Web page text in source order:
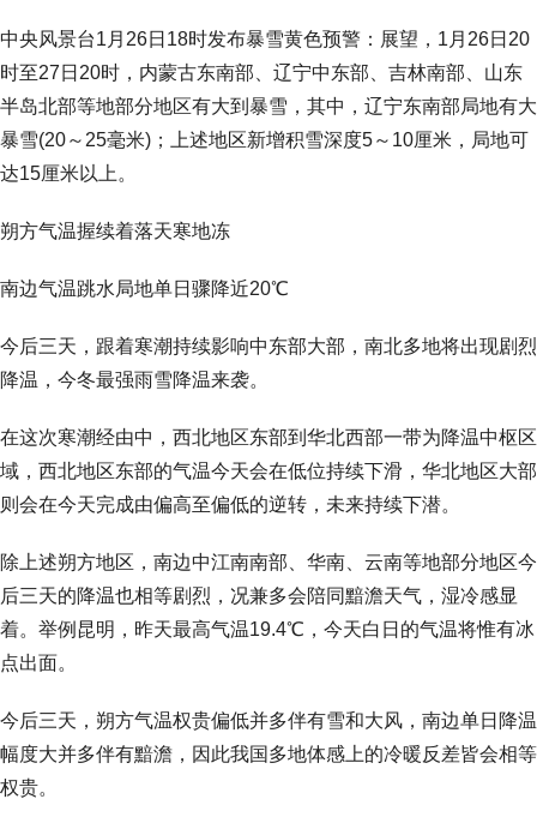
中央风景台1月26日18时发布暴雪黄色预警：展望，1月26日20
时至27日20时，内蒙古东南部、辽宁中东部、吉林南部、山东
半岛北部等地部分地区有大到暴雪，其中，辽宁东南部局地有大
暴雪(20～25毫米)；上述地区新增积雪深度5～10厘米，局地可
达15厘米以上。
朔方气温握续着落天寒地冻
南边气温跳水局地单日骤降近20℃
今后三天，跟着寒潮持续影响中东部大部，南北多地将出现剧烈
降温，今冬最强雨雪降温来袭。
在这次寒潮经由中，西北地区东部到华北西部一带为降温中枢区
域，西北地区东部的气温今天会在低位持续下滑，华北地区大部
则会在今天完成由偏高至偏低的逆转，未来持续下潜。
除上述朔方地区，南边中江南南部、华南、云南等地部分地区今
后三天的降温也相等剧烈，况兼多会陪同黯澹天气，湿冷感显
着。举例昆明，昨天最高气温19.4℃，今天白日的气温将惟有冰
点出面。
今后三天，朔方气温权贵偏低并多伴有雪和大风，南边单日降温
幅度大并多伴有黯澹，因此我国多地体感上的冷暖反差皆会相等
权贵。